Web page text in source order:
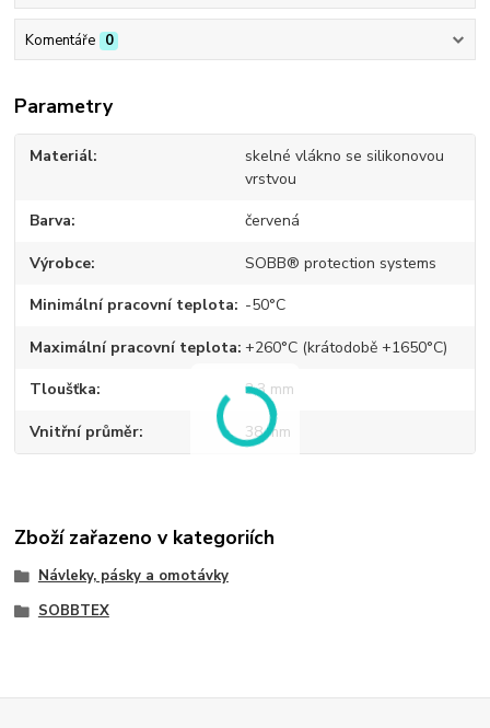
Komentáře 0
Parametry
Materiál
skelné vlákno se silikonovou
vrstvou
Barva červená
Výrobce SOBB® protection systems
Minimální pracovní teplota -50°C
Maximální pracovní teplota +260°C (krátodobě +1650°C)
Tloušťka 3,3 mm
Vnitřní průměr 38 mm
Zboží zařazeno v kategoriích
Návleky, pásky a omotávky
SOBBTEX